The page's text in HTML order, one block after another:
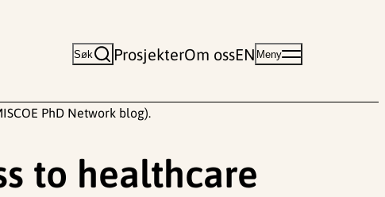
Søk ProsjekterOm ossEN Meny
PhD Network blog).
to healthcare